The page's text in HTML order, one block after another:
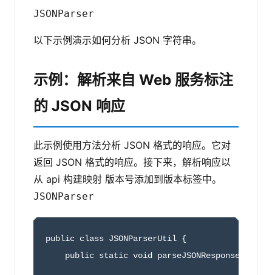
JSONParser
以下示例演示如何分析 JSON 字符串。
示例：解析来自 Web 服务标注
的 JSON 响应
此示例使用方法分析 JSON 格式的响应。它对
返回 JSON 格式的响应。接下来，解析响应以
从 api 构建映射 版本号添加到版本标签中。
JSONParser
public class JSONParserUtil {
public static void